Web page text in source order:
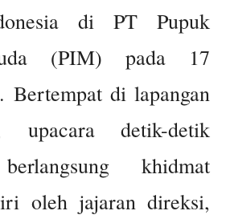
di PT Pupuk
(PIM) pada 17
Bertempat di lapangan
upacara detik-detik
khidmat
oleh jajaran direksi,